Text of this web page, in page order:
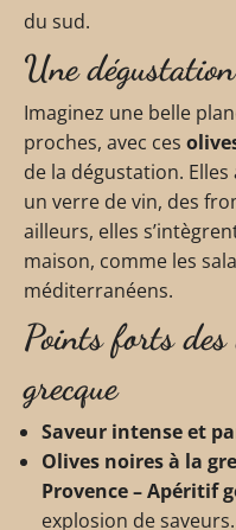
du sud.
Une
Imaginez une belle
proches, avec ces
de la dégustation.
un verre de vin, des
ailleurs, elles
maison, comme les
méditerranéens.
Points forts
grecque
Saveur intense et
Olives noires à la
Provence – Apéritif
explosion de saveurs.